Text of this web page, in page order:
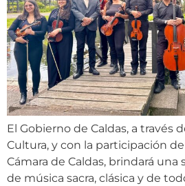
El Gobierno de Caldas, a través
Cultura, y con la participación
Cámara de Caldas, brindará
de música sacra, clásica y de